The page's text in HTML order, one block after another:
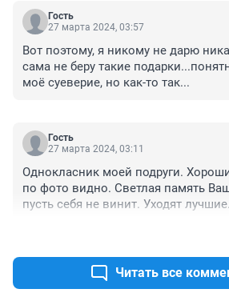
Гость
27 марта 2024, 03:57
Вот поэтому, я никому не дарю
сама не беру такие
моё суеверие, но как-то так...
Гость
27 марта 2024, 03:11
Однокласник моей подруги.
по фото видно. Светлая память
пусть себя не винит. Уходят лучшие.
Читать все